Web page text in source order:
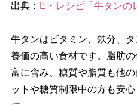
出典： E・レシピ「牛タンの
牛タンはビタミン、鉄分、
養価の高い食材です。脂肪
富に含み、糖質や脂質も他
ットや糖質制限中の方も安